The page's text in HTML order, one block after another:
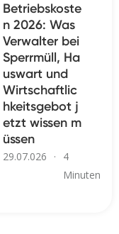
Betriebskoste
n 2026: Was
Verwalter bei
Sperrmüll, Ha
uswart und
Wirtschaftlic
hkeitsgebot j
etzt wissen m
üssen
29.07.026 ·
4
Minuten